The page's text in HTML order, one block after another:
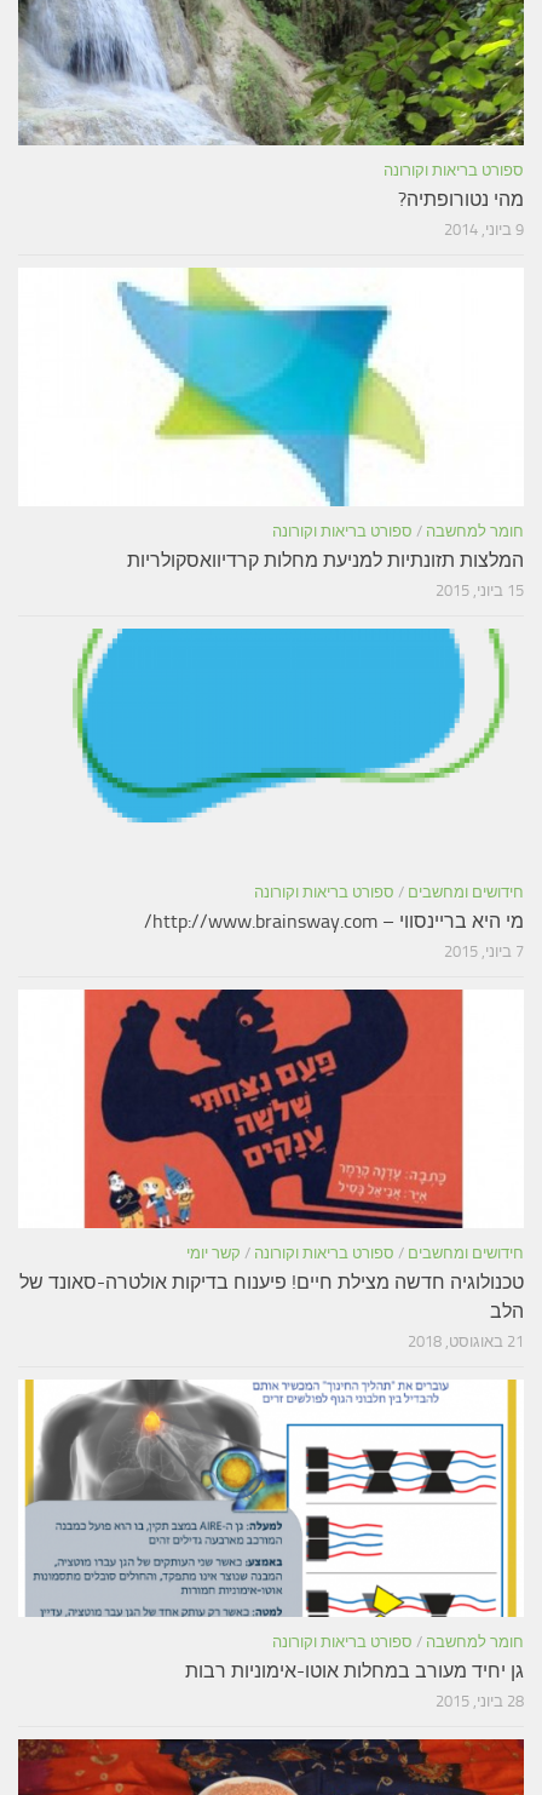
ספורט בריאות וקורונה
מהי נטורופתיה?
9 ביוני, 2014
חומר למחשבה / ספורט בריאות וקורונה
המלצות תזונתיות למניעת מחלות קרדיוואסקולריות
15 ביוני, 2015
חידושים ומחשבים / ספורט בריאות וקורונה
מי היא בריינסווי – http://www.brainsway.com/
7 ביוני, 2015
חידושים ומחשבים / ספורט בריאות וקורונה / קשר יומי
טכנולוגיה חדשה מצילת חיים! פיענוח בדיקות אולטרה-סאונד של
הלב
21 באוגוסט, 2018
חומר למחשבה / ספורט בריאות וקורונה
גן יחיד מעורב במחלות אוטו-אימוניות רבות
28 ביוני, 2015